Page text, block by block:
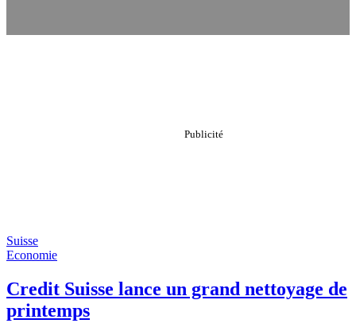
Suisse
Economie
Credit Suisse lance un grand nettoyage de
printemps